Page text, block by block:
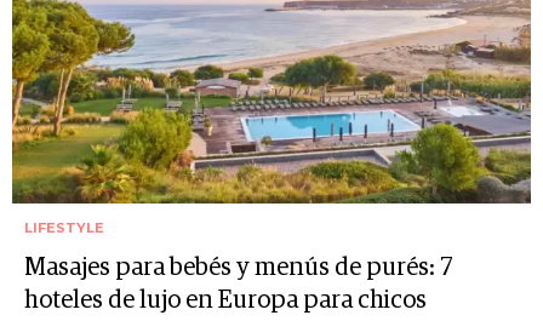
LIFESTYLE
Masajes para bebés y menús de purés: 7
hoteles de lujo en Europa para chicos